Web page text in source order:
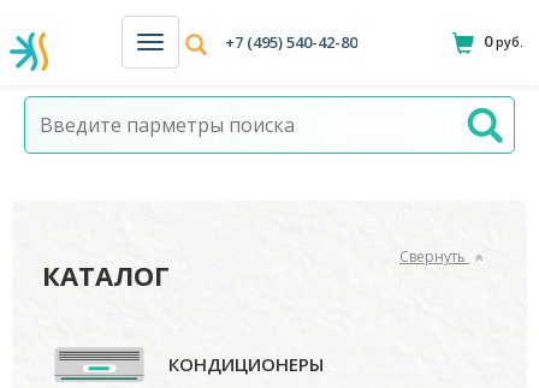
Н
а
в
и
+7 (495) 540-42-80 0руб.
КАТАЛОГ
Свернуть
КОНДИЦИОНЕРЫ